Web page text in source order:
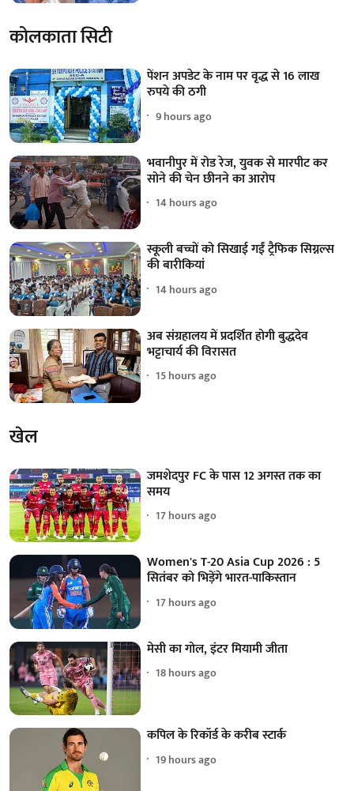
कोलकाता सिटी
पेंशन अपडेट के नाम पर वृद्ध से 16 लाख
रुपये की ठगी
9 hours ago
भवानीपुर में रोड रेज, युवक से मारपीट कर
सोने की चेन छीनने का आरोप
14 hours ago
स्कूली बच्चों को सिखाई गईं ट्रैफिक सिग्नल्स
की बारीकियां
14 hours ago
अब संग्रहालय में प्रदर्शित होगी बुद्धदेव
भट्टाचार्य की विरासत
15 hours ago
खेल
जमशेदपुर FC के पास 12 अगस्त तक का
समय
17 hours ago
Women's T-20 Asia Cup 2026 : 5
सितंबर को भिड़ेंगे भारत-पाकिस्तान
17 hours ago
मेसी का गोल, इंटर मियामी जीता
18 hours ago
कपिल के रिकॉर्ड के करीब स्टार्क
19 hours ago